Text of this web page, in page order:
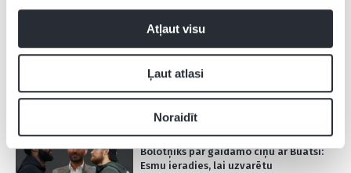
Atļaut visu
Ļaut atlasi
Noraidīt
13.08.2021 18:42
Notikusi Bolotņika un Lielbritānijas
pārstāvja Buatsi svēršanās procedūra
12.08.2021 18:47
Bolotņiks par gaidāmo cīņu ar Buatsi:
Esmu ieradies, lai uzvarētu